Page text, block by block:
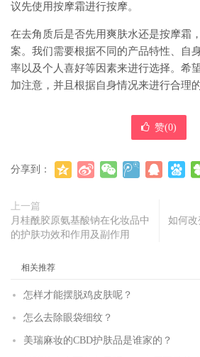
议先使用按摩霜进行按摩。
在去角质后是否先用爽肤水还是按摩霜
案。我们需要根据不同的产品特性、自
率以及个人喜好等因素来进行选择。希
加注意，并且根据自身情况来进行合理的
赞(0)
分享到：
上一篇
月桂酰胶原氨基酸钠在化妆品中
的护肤功效和作用及副作用
如何改
相关推荐
怎样才能摆脱鸡皮肤呢？
怎么去除眼袋细纹？
美瑞麻妆的CBD护肤品是谁家的？